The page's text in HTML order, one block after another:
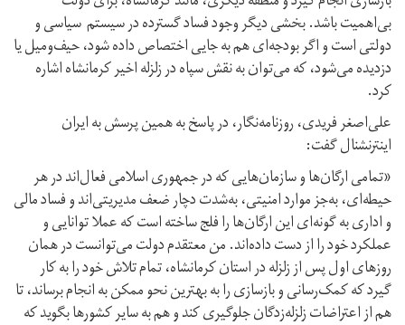
بی‌اهمیت باشد. بخشی دیگر وجود فساد گسترده در سیستم سیاسی و
دولتی است و اگر بودجه‌ای هم به جایی اختصاص داده شود، حیف‌و‌میل یا
دزدیده می‌شود، که می‌توان به نقش سپاه در زلزله اخیر کرمانشاه اشاره
کرد.
علی‌اصغر فریدی، روزنامه‌نگار، در پاسخ به همین پرسش به ایران
اینترنشنال گفت:
«تمامی ارگان‌ها و سازمان‌هایی که در جمهوری اسلامی فعال‌اند در هر
حیطه‌ای، به‌جز موارد امنیتی، به‌شدت دچار ضعف مدیریتی‌اند و فساد مالی
و اداری به ‌گونه‌ای این ارگان‌ها را فلج ساخته است که عملا توانایی و
عملکرد خود را از دست داده‌اند. من معتقدم دولت می‌توانست در همان
روزهای اول پس از زلزله در استان کرمانشاه، تمام تلاش خود را به کار
گیرد که کمک‌رسانی و بازسازی را به بهترین نحو ممکن به انجام برساند، تا
هم از اعتراضات زلزله‌زدگان جلوگیری کند و هم به سایر کشورها بگوید که